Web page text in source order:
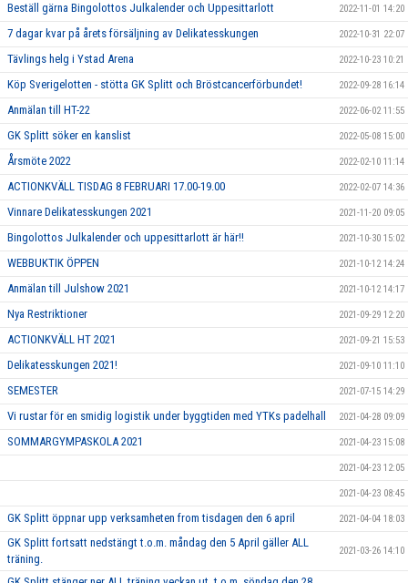
Beställ gärna Bingolottos Julkalender och Uppesittarlott 2022-11-01 14:20
7 dagar kvar på årets försäljning av Delikatesskungen 2022-10-31 22:07
Tävlings helg i Ystad Arena 2022-10-23 10:21
Köp Sverigelotten - stötta GK Splitt och Bröstcancerförbundet! 2022-09-28 16:14
Anmälan till HT-22 2022-06-02 11:55
GK Splitt söker en kanslist 2022-05-08 15:00
Årsmöte 2022 2022-02-10 11:14
ACTIONKVÄLL TISDAG 8 FEBRUARI 17.00-19.00 2022-02-07 14:36
Vinnare Delikatesskungen 2021 2021-11-20 09:05
Bingolottos Julkalender och uppesittarlott är här!! 2021-10-30 15:02
WEBBUKTIK ÖPPEN 2021-10-12 14:24
Anmälan till Julshow 2021 2021-10-12 14:17
Nya Restriktioner 2021-09-29 12:20
ACTIONKVÄLL HT 2021 2021-09-21 15:53
Delikatesskungen 2021! 2021-09-10 11:10
SEMESTER 2021-07-15 14:29
Vi rustar för en smidig logistik under byggtiden med YTKs padelhall 2021-04-28 09:09
SOMMARGYMPASKOLA 2021 2021-04-23 15:08
2021-04-23 12:05
2021-04-23 08:45
GK Splitt öppnar upp verksamheten from tisdagen den 6 april 2021-04-04 18:03
GK Splitt fortsatt nedstängt t.o.m. måndag den 5 April gäller ALL
träning.
2021-03-26 14:10